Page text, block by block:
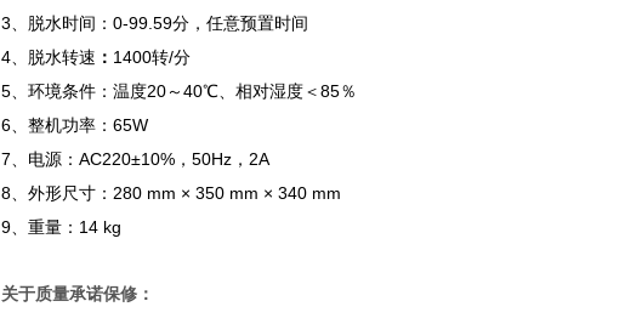
3、脱水时间：0-99.59分，任意预置时间
4、脱水转速 ： 1400转/分
5、环境条件：温度20～40℃、相对湿度＜85％
6、整机功率：65W
7、电源：AC220±10%，50Hz，2A
8、外形尺寸：280 mm × 350 mm × 340 mm
9、重量：14 kg
关于质量承诺保修：